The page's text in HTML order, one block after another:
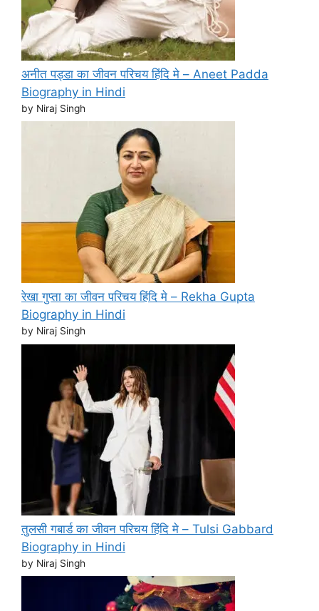
अनीत पड्डा का जीवन परिचय हिंदि मे – Aneet Padda
Biography in Hindi
by Niraj Singh
रेखा गुप्ता का जीवन परिचय हिंदि मे – Rekha Gupta
Biography in Hindi
by Niraj Singh
तुलसी गबार्ड का जीवन परिचय हिंदि मे – Tulsi Gabbard
Biography in Hindi
by Niraj Singh